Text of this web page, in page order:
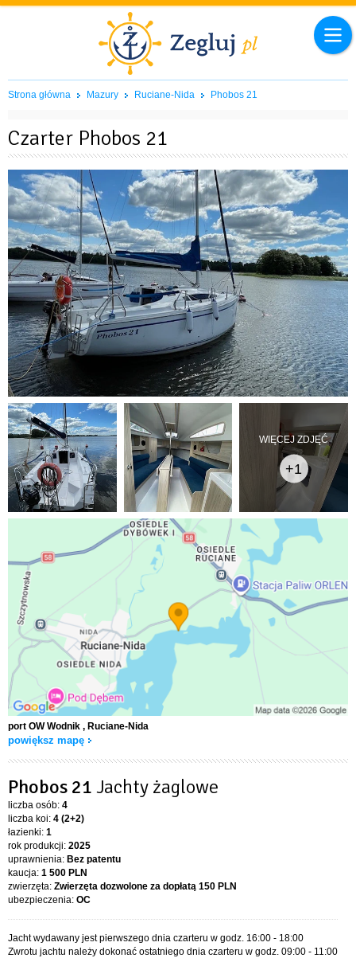
Strona główna Mazury Ruciane-Nida Phobos 21
Czarter Phobos 21
WIĘCEJ ZDJĘĆ
+1
port OW Wodnik , Ruciane-Nida
powiększ mapę
Phobos 21 Jachty żaglowe
liczba osób: 4
liczba koi: 4 (2+2)
łazienki: 1
rok produkcji: 2025
uprawnienia: Bez patentu
kaucja: 1 500 PLN
zwierzęta: Zwierzęta dozwolone za dopłatą 150 PLN
ubezpieczenia: OC
Jacht wydawany jest pierwszego dnia czarteru w godz. 16:00 - 18:00
Zwrotu jachtu należy dokonać ostatniego dnia czarteru w godz. 09:00 - 11:00